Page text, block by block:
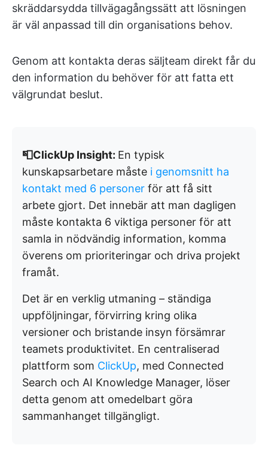
skräddarsydda tillvägagångssätt att lösningen
är väl anpassad till din organisations behov.
Genom att kontakta deras säljteam direkt får du
den information du behöver för att fatta ett
välgrundat beslut.
📮ClickUp Insight: En typisk
kunskapsarbetare måste i genomsnitt ha
kontakt med 6 personer för att få sitt
arbete gjort. Det innebär att man dagligen
måste kontakta 6 viktiga personer för att
samla in nödvändig information, komma
överens om prioriteringar och driva projekt
framåt.
Det är en verklig utmaning – ständiga
uppföljningar, förvirring kring olika
versioner och bristande insyn försämrar
teamets produktivitet. En centraliserad
plattform som ClickUp, med Connected
Search och AI Knowledge Manager, löser
detta genom att omedelbart göra
sammanhanget tillgängligt.